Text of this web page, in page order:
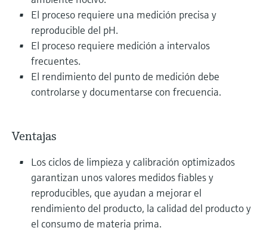
El proceso requiere una medición precisa y
reproducible del pH.
El proceso requiere medición a intervalos
frecuentes.
El rendimiento del punto de medición debe
controlarse y documentarse con frecuencia.
Ventajas
Los ciclos de limpieza y calibración optimizados
garantizan unos valores medidos fiables y
reproducibles, que ayudan a mejorar el
rendimiento del producto, la calidad del producto y
el consumo de materia prima.